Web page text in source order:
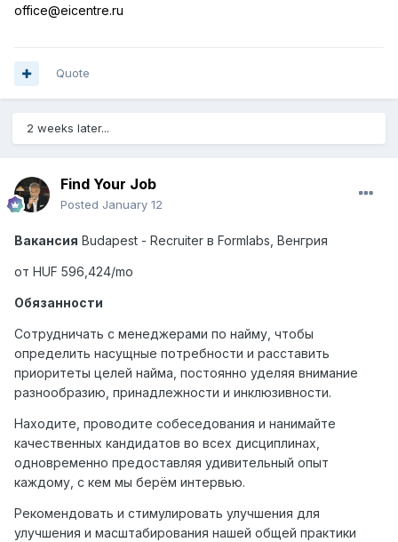
office@eicentre.ru
Quote
2 weeks later...
Find Your Job
Posted January 12
Вакансия Budapest - Recruiter в Formlabs, Венгрия
от HUF 596,424/mo
Обязанности
Сотрудничать с менеджерами по найму, чтобы
определить насущные потребности и расставить
приоритеты целей найма, постоянно уделяя внимание
разнообразию, принадлежности и инклюзивности.
Находите, проводите собеседования и нанимайте
качественных кандидатов во всех дисциплинах,
одновременно предоставляя удивительный опыт
каждому, с кем мы берём интервью.
Рекомендовать и стимулировать улучшения для
улучшения и масштабирования нашей общей практики